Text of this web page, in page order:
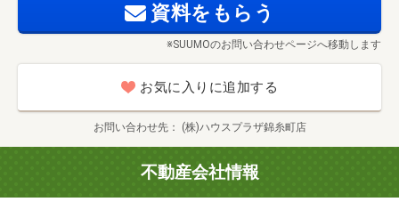
お客様の希望に合わせた物件なども
・不動産売買の仕組みはどうなっているの?
・住宅ローンのお借入れ、銀行や金利商品選びはどうすれ
資料をもらう
※SUUMOのお問い合わせページへ移動します
お気に入りに追加する
お問い合わせ先 (株)ハウスプラザ錦糸町店
不動産会社情報